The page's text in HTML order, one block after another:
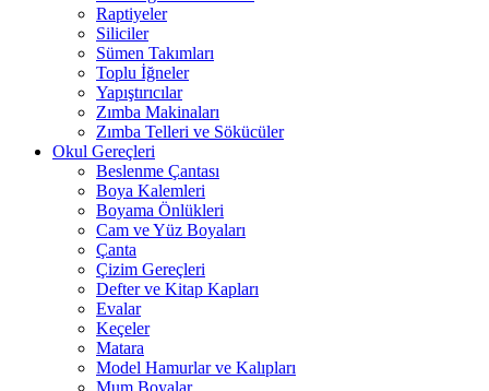
Raptiyeler
Siliciler
Sümen Takımları
Toplu İğneler
Yapıştırıcılar
Zımba Makinaları
Zımba Telleri ve Sökücüler
Okul Gereçleri
Beslenme Çantası
Boya Kalemleri
Boyama Önlükleri
Cam ve Yüz Boyaları
Çanta
Çizim Gereçleri
Defter ve Kitap Kapları
Evalar
Keçeler
Matara
Model Hamurlar ve Kalıpları
Mum Boyalar